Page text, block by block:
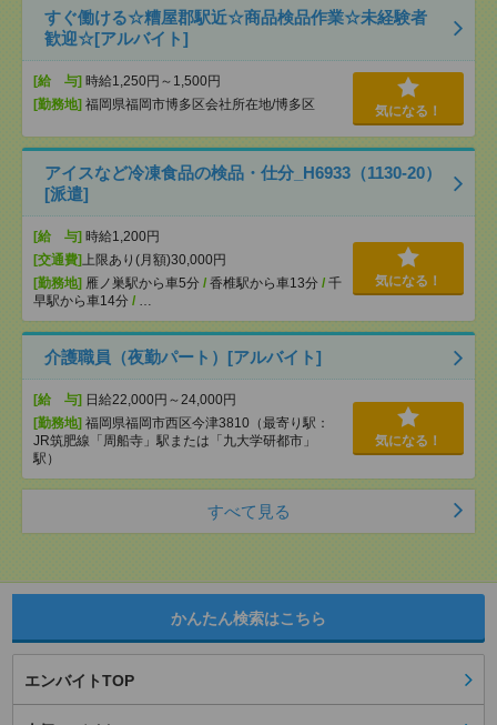
すぐ働ける☆糟屋郡駅近☆商品検品作業☆未経験者
歓迎☆[アルバイト]
[給 与] 時給1,250円～1,500円
[勤務地] 福岡県福岡市博多区会社所在地/博多区 気になる！
アイスなど冷凍食品の検品・仕分_H6933（1130-20）
[派遣]
[給 与] 時給1,200円
[交通費] 上限あり(月額)30,000円
[勤務地] 雁ノ巣駅から車5分 / 香椎駅から車13分 / 千
早駅から車14分 / …
気になる！
介護職員（夜勤パート）[アルバイト]
[給 与] 日給22,000円～24,000円
[勤務地] 福岡県福岡市西区今津3810（最寄り駅：
JR筑肥線「周船寺」駅または「九大学研都市」
駅）
気になる！
すべて見る
かんたん検索はこちら
エンバイトTOP